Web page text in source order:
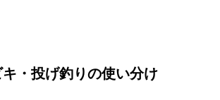
・投げ釣りの使い分け